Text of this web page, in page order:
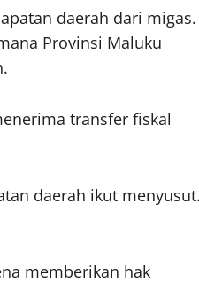
daerah dari migas.
Provinsi Maluku
transfer fiskal
daerah ikut
memberikan hak